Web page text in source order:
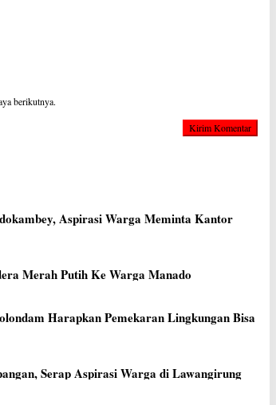
berikutnya.
Aspirasi Warga Meminta Kantor
Merah Putih Ke Warga Manado
Harapkan Pemekaran Lingkungan Bisa
Serap Aspirasi Warga di Lawangirung